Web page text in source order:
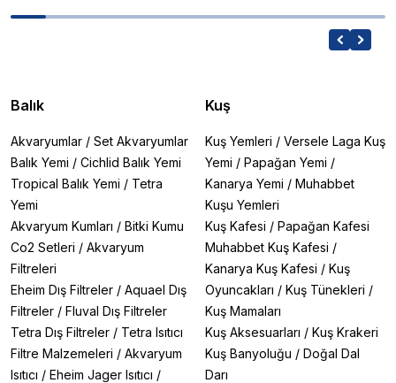
Balık
Akvaryumlar / Set Akvaryumlar
Balık Yemi / Cichlid Balık Yemi
Tropical Balık Yemi / Tetra
Yemi
Akvaryum Kumları / Bitki Kumu
Co2 Setleri / Akvaryum
Filtreleri
Eheim Dış Filtreler / Aquael Dış
Filtreler / Fluval Dış Filtreler
Tetra Dış Filtreler / Tetra Isıtıcı
Filtre Malzemeleri / Akvaryum
Isıtıcı / Eheim Jager Isıtıcı /
Kuş
Kuş Yemleri / Versele Laga Kuş
Yemi / Papağan Yemi /
Kanarya Yemi / Muhabbet
Kuşu Yemleri
Kuş Kafesi / Papağan Kafesi
Muhabbet Kuş Kafesi /
Kanarya Kuş Kafesi / Kuş
Oyuncakları / Kuş Tünekleri /
Kuş Mamaları
Kuş Aksesuarları / Kuş Krakeri
Kuş Banyoluğu / Doğal Dal
Darı